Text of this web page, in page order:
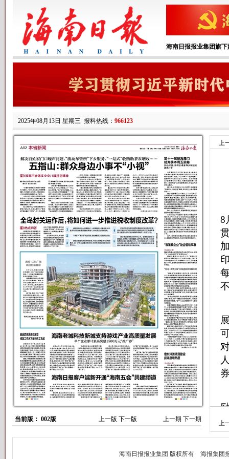
海南日报报业集团旗下
2025年08月13日 星期三 报料热线： 966123
当前版： 002版 上一版 下一版 上一期 下一期
上
8
上